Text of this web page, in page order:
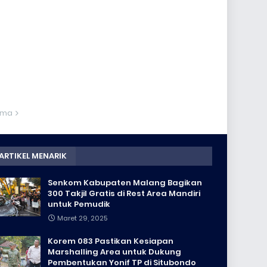
MENARIK
Senkom Kabupaten Malang Bagikan
300 Takjil Gratis di Rest Area Mandiri
untuk Pemudik
Maret 29, 2025
Korem 083 Pastikan Kesiapan
Marshalling Area untuk Dukung
Pembentukan Yonif TP di Situbondo